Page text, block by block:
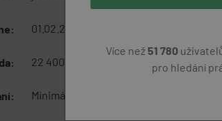
01.02.2026
22 400 Kč za měsíc
Minimálně základní
Více než 51 780
pro hledání